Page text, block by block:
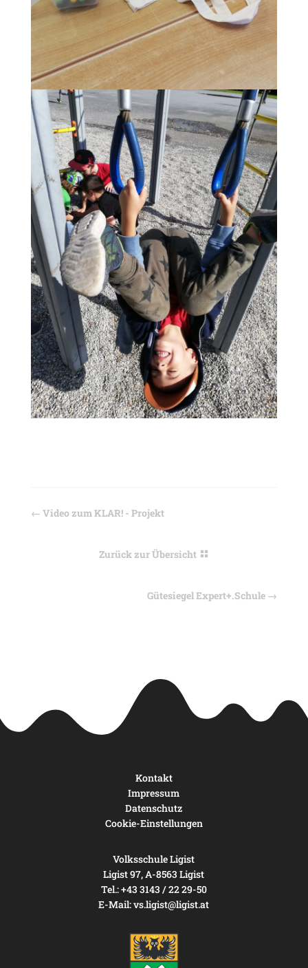
← Video zum KLAR! - Projekt
Zurück zur Übersicht
Gütesiegel Expert+.Schule →
Kontakt
Impressum
Datenschutz
Cookie-Einstellungen
Volksschule Ligist
Ligist 97, A-8563 Ligist
Tel.: +43 3143 / 22 29-50
E-Mail:vs.ligist@ligist.at